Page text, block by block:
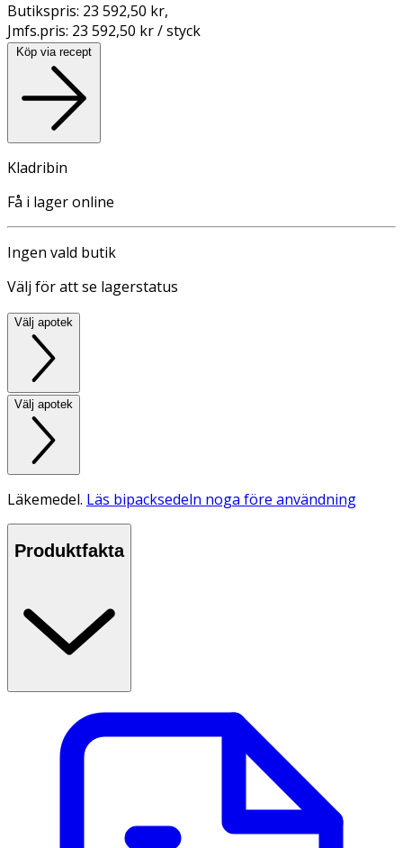
Butikspris: 23 592,50 kr,
Jmfs.pris: 23 592,50 kr / styck
Köp via recept
Kladribin
Få i lager online
Ingen vald butik
Välj för att se lagerstatus
Välj apotek
Välj apotek
Läkemedel. Läs bipacksedeln noga före användning
Produktfakta